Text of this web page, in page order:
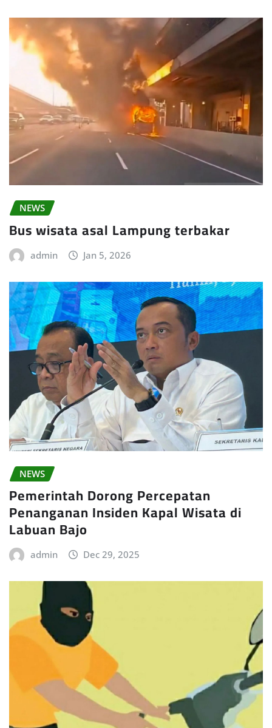
NEWS
Bus wisata asal Lampung terbakar
admin Jan 5, 2026
NEWS
Pemerintah Dorong Percepatan
Penanganan Insiden Kapal Wisata di
Labuan Bajo
admin Dec 29, 2025